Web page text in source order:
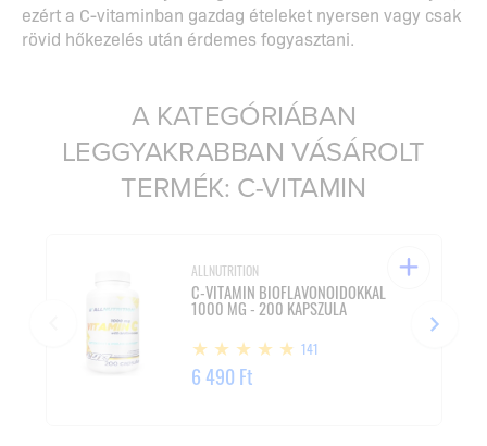
ezért a C-vitaminban gazdag ételeket nyersen vagy csak
rövid hőkezelés után érdemes fogyasztani.
A KATEGÓRIÁBAN
LEGGYAKRABBAN VÁSÁROLT
TERMÉK: C-VITAMIN
ALLNUTRITION
C-VITAMIN BIOFLAVONOIDOKKAL
1000 MG - 200 KAPSZULA
141
6 490 Ft